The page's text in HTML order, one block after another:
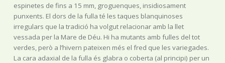
espinetes de fins a 15 mm, groguenques, insidiosament
punxents. El dors de la fulla té les taques blanquinoses
irregulars que la tradició ha volgut relacionar amb la llet
vessada per la Mare de Déu. Hi ha mutants amb fulles del tot
verdes, però a l’hivern pateixen més el fred que les variegades.
La cara adaxial de la fulla és glabra o coberta (al principi) per un